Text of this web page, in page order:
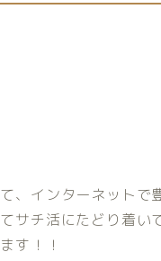
、インターネットで
サチ活にたどり着い
す！！